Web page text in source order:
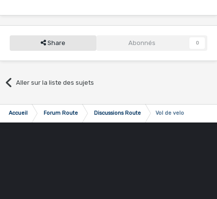
Share Abonnés 0
Aller sur la liste des sujets
Accueil Forum Route Discussions Route Vol de velo